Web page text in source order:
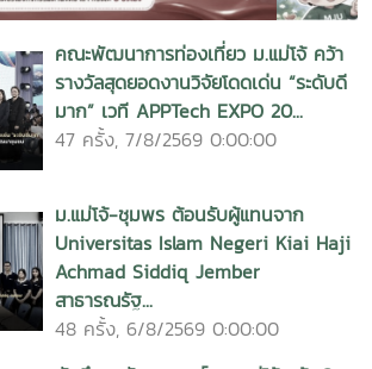
คณะพัฒนาการท่องเที่ยว ม.แม่โจ้ คว้า
รางวัลสุดยอดงานวิจัยโดดเด่น “ระดับดี
มาก” เวที APPTech EXPO 20...
47 ครั้ง, 7/8/2569 0:00:00
ม.แม่โจ้-ชุมพร ต้อนรับผู้แทนจาก
Universitas Islam Negeri Kiai Haji
Achmad Siddiq Jember
สาธารณรัฐ...
48 ครั้ง, 6/8/2569 0:00:00